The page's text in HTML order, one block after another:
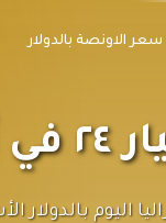
سعر الاونصة بالدولار
ذهب عيار ٢٤ في أستراليا اليوم